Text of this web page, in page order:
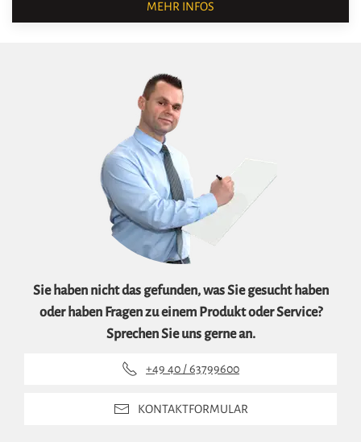
MEHR INFOS
Sie haben nicht das gefunden, was Sie gesucht haben
oder haben Fragen zu einem Produkt oder Service?
Sprechen Sie uns gerne an.
+49 40 / 63799600
KONTAKTFORMULAR